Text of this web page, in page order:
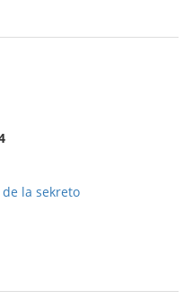
la sekreto